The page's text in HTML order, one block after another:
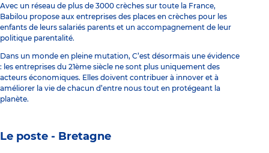
Avec un réseau de plus de 3000 crèches sur toute la France,
Babilou propose aux entreprises des places en crèches pour les
enfants de leurs salariés parents et un accompagnement de leur
politique parentalité.
Dans un monde en pleine mutation, C’est désormais une évidence
: les entreprises du 21ème siècle ne sont plus uniquement des
acteurs économiques. Elles doivent contribuer à innover et à
améliorer la vie de chacun d’entre nous tout en protégeant la
planète.
Le poste - Bretagne